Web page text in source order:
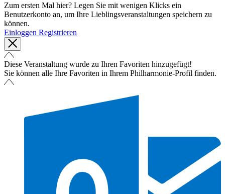
Zum ersten Mal hier? Legen Sie mit wenigen Klicks ein
Benutzerkonto an, um Ihre Lieblingsveranstaltungen speichern zu
können.
Einloggen Registrieren
Diese Veranstaltung wurde zu Ihren Favoriten hinzugefügt!
Sie können alle Ihre Favoriten in Ihrem Philharmonie-Profil finden.